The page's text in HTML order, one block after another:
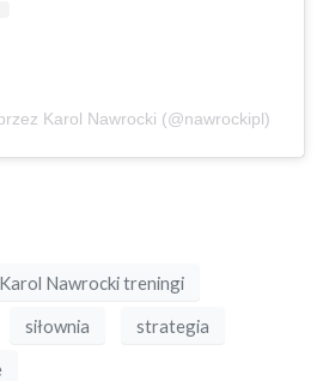
Karol Nawrocki (@nawrockipl)
Karol Nawrocki treningi
siłownia strategia